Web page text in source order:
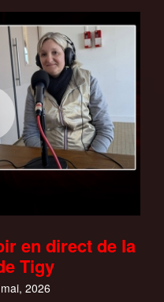
en direct de la
Tigy
2026